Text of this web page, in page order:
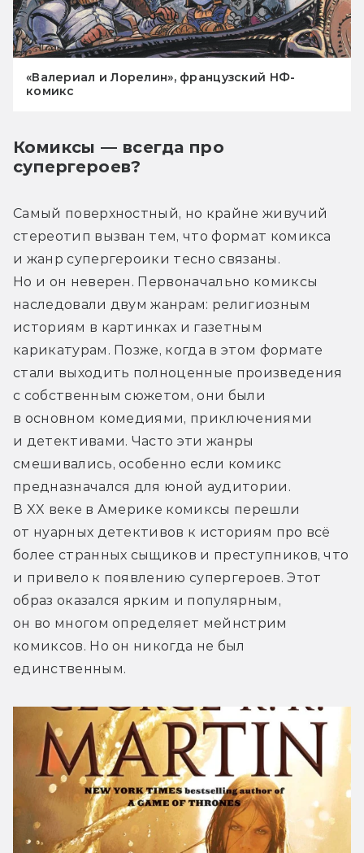
«Валериал и Лорелин», французский НФ-
комикс
Комиксы — всегда про
супергероев?
Самый поверхностный, но крайне живучий
стереотип вызван тем, что формат комикса
и жанр супергероики тесно связаны.
Но и он неверен. Первоначально комиксы
наследовали двум жанрам: религиозным
историям в картинках и газетным
карикатурам. Позже, когда в этом формате
стали выходить полноценные произведения
с собственным сюжетом, они были
в основном комедиями, приключениями
и детективами. Часто эти жанры
смешивались, особенно если комикс
предназначался для юной аудитории.
В XX веке в Америке комиксы перешли
от нуарных детективов к историям про всё
более странных сыщиков и преступников, что
и привело к появлению супергероев. Этот
образ оказался ярким и популярным,
он во многом определяет мейнстрим
комиксов. Но он никогда не был
единственным.